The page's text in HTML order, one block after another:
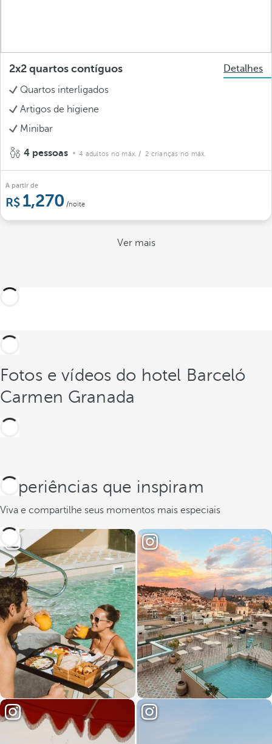
2x2 quartos contíguos
Detalhes
Quartos interligados
Artigos de higiene
Minibar
4 pessoas 4 adultos no máx. / 2 crianças no máx.
A partir de
1,270 /noite
Ver mais
Fotos e vídeos do hotel Barceló
Carmen Granada
Experiências que inspiram
Viva e compartilhe seus momentos mais especiais